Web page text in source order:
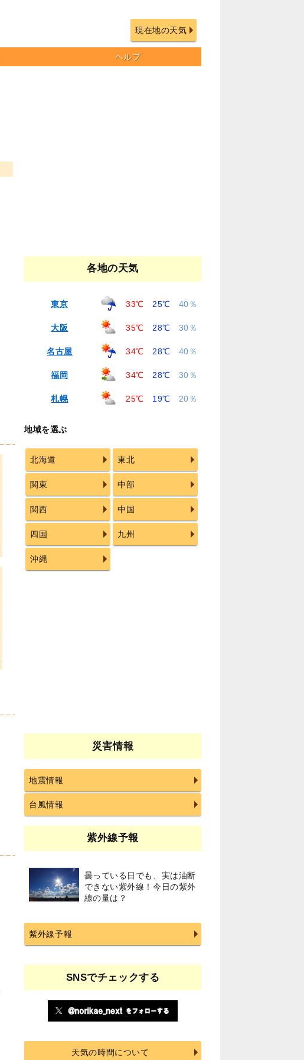
現在地の天気
ヘルプ
各地の天気
東京 33℃ 25℃ 40％
大阪 35℃ 28℃ 30％
名古屋 34℃ 28℃ 40％
福岡 34℃ 28℃ 30％
札幌 25℃ 19℃ 20％
地域を選ぶ
北海道 東北
関東 中部
関西 中国
四国 九州
沖縄
災害情報
地震情報
台風情報
紫外線予報
曇っている日でも、実は油断
できない紫外線！今日の紫外
線の量は？
紫外線予報
SNSでチェックする
天気の時間について